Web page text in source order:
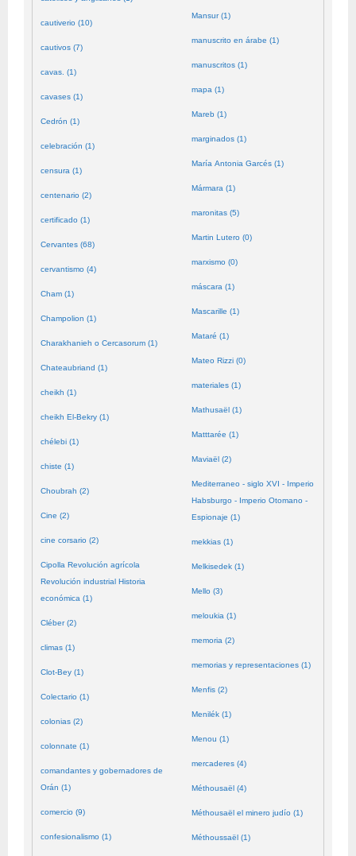
cautiverio (10)
cautivos (7)
cavas. (1)
cavases (1)
Cedrón (1)
celebración (1)
censura (1)
centenario (2)
certificado (1)
Cervantes (68)
cervantismo (4)
Cham (1)
Champolion (1)
Charakhanieh o Cercasorum (1)
Chateaubriand (1)
cheikh (1)
cheikh El-Bekry (1)
chélebi (1)
chiste (1)
Choubrah (2)
Cine (2)
cine corsario (2)
Cipolla Revolución agrícola
Revolución industrial Historia
económica (1)
Cléber (2)
climas (1)
Clot-Bey (1)
Colectario (1)
colonias (2)
colonnate (1)
comandantes y gobernadores de
Orán (1)
comercio (9)
confesionalismo (1)
Mansur (1)
manuscrito en árabe (1)
manuscritos (1)
mapa (1)
Mareb (1)
marginados (1)
María Antonia Garcés (1)
Mármara (1)
maronitas (5)
Martin Lutero (0)
marxismo (0)
máscara (1)
Mascarille (1)
Mataré (1)
Mateo Rizzi (0)
materiales (1)
Mathusaël (1)
Matttarée (1)
Maviaël (2)
Mediterraneo - siglo XVI - Imperio
Habsburgo - Imperio Otomano -
Espionaje (1)
mekkias (1)
Melkisedek (1)
Mello (3)
meloukia (1)
memoria (2)
memorias y representaciones (1)
Menfis (2)
Menilék (1)
Menou (1)
mercaderes (4)
Méthousaël (4)
Méthousaël el minero judío (1)
Méthoussaël (1)